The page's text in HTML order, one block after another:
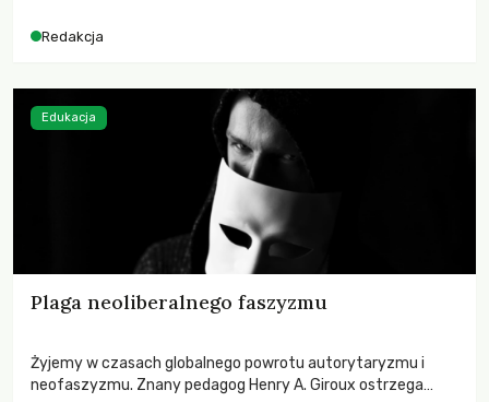
odnotowano największe tąpnięcie ODA w historii. Jakie będą
kryzysami i ubóstwem?
Redakcja
Plaga neoliberalnego faszyzmu
Żyjemy w czasach globalnego powrotu autorytaryzmu i
neofaszyzmu. Znany pedagog Henry A. Giroux ostrzega
Edukacja